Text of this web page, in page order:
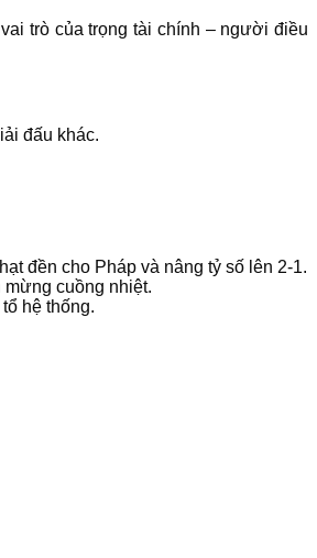
trò của trọng tài chính – người điều
đấu khác.
đền cho Pháp và nâng tỷ số lên 2-1.
cuồng nhiệt.
hệ thống.